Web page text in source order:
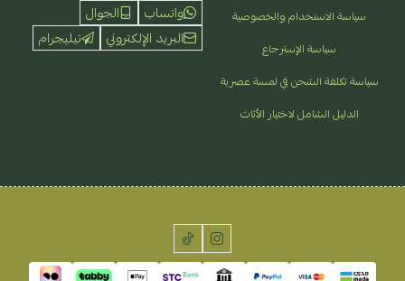
سياسة الاستخدام والخصوصية
سياسة الإسترجاع
سياسة تكلفة الشحن في لمسة عصرية
الدليل الشامل لاختيار الأثاث
واتساب
الجوال
البريد الإلكتروني
تيليجرام